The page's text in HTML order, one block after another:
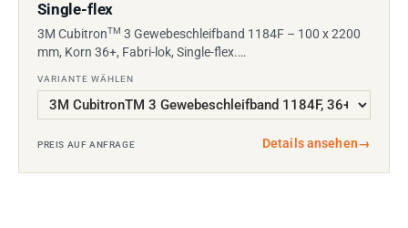
Single-flex
3M CubitronTM 3 Gewebeschleifband 1184F – 100 x 2200
mm, Korn 36+, Fabri-lok, Single-flex.…
VARIANTE WÄHLEN
PREIS AUF ANFRAGE Details ansehen→